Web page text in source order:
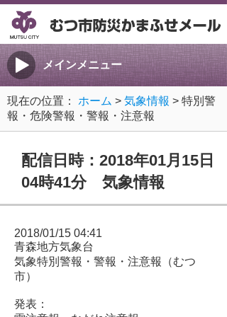
メインメニュー
現在の位置： ホーム > 気象情報 > 特別警
報・危険警報・警報・注意報
配信日時：2018年01月15日
04時41分 気象情報
2018/01/15 04:41
青森地方気象台
気象特別警報・警報・注意報（むつ
市）
発表：